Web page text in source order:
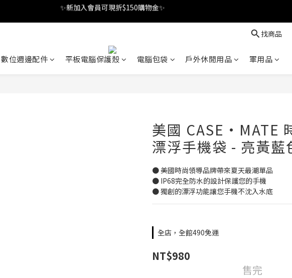
✨新加入會員可現折$150購物金✨
找商品
數位週邊配件 平板電腦保護殼 電腦包袋 戶外休閒用品 軍用品
美國 CASE·MATE
漂浮手機袋 - 亮黃藍
● 美國時尚領導品牌帶來夏天最潮單品
● IP68完全防水的設計保護您的手機
● 獨創的漂浮功能讓您手機不沈入水底
全店，全館490免運
NT$980
售完